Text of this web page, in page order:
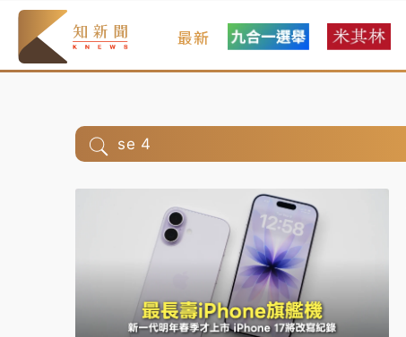
最新
se 4